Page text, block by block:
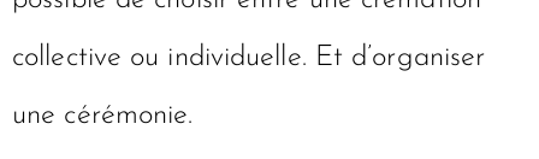
collective ou individuelle. Et d’organiser
une cérémonie.